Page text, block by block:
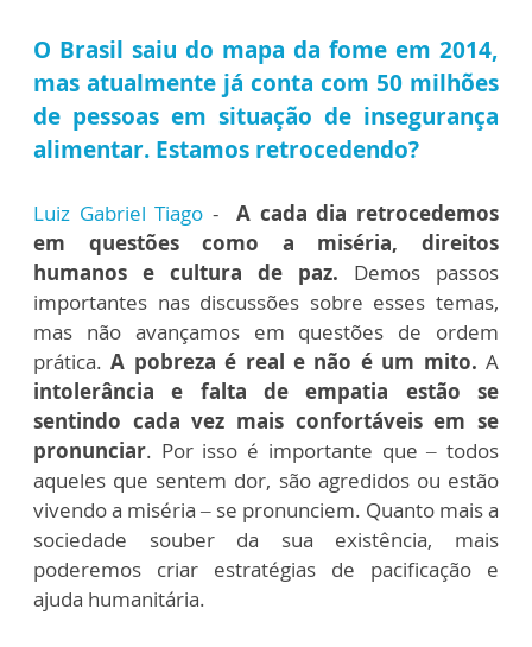
O Brasil saiu do mapa da fome em 2014,
mas atualmente já conta com 50 milhões
de pessoas em situação de insegurança
alimentar. Estamos retrocedendo?
Luiz Gabriel Tiago -A cada dia retrocedemos
em questões como a miséria, direitos
humanos e cultura de paz. Demos passos
importantes nas discussões sobre esses temas,
mas não avançamos em questões de ordem
prática.A pobreza é real e não é um mito. A
intolerância e falta de empatia estão se
sentindo cada vez mais confortáveis em se
pronunciar. Por isso é importante que – todos
aqueles que sentem dor, são agredidos ou estão
vivendo a miséria – se pronunciem. Quanto mais a
sociedade souber da sua existência, mais
poderemos criar estratégias de pacificação e
ajuda humanitária.